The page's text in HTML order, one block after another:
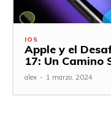
IOS
Apple y el
17: Un Camino
alex - 1 marzo, 2024